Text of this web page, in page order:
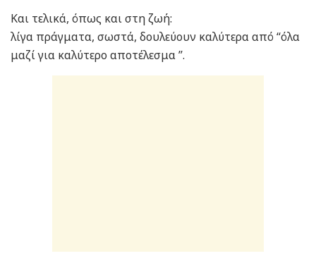
Και τελικά, όπως και στη ζωή:
λίγα πράγματα, σωστά, δουλεύουν καλύτερα από “όλα
μαζί για καλύτερο αποτέλεσμα ”.